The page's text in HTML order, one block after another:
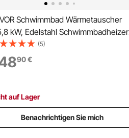
Schwimmbad Wärmetauscher
kW, Edelstahl Schwimmbadheizer
30 Rohren, Pool-Wärmeüberträger
1,0 MPa Druck & 0,75 m²
(5)
90€
auf Lager
Benachrichtigen Sie mich